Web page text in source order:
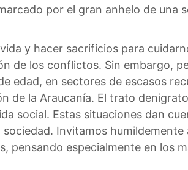
por el gran anhelo de una
y hacer sacrificios para
de los conflictos. Sin embargo,
edad, en sectores de escasos
de la Araucanía. El trato
social. Estas situaciones dan
Invitamos humildemente
pensando especialmente en los